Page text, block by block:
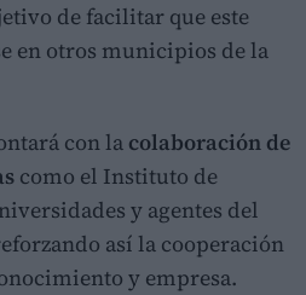
de facilitar que este
en otros municipios de la
con la colaboración de
como el Instituto de
y agentes del
así la cooperación
y empresa.